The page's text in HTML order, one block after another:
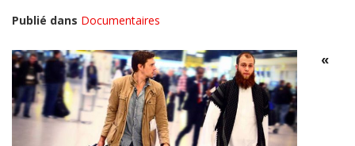
Publié dans Documentaires
«